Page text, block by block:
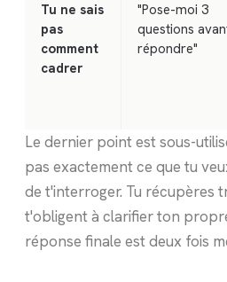
Tu ne sais
pas
comment
cadrer
"Pose-moi 3
questions
répondre"
Le dernier point est sous-
pas exactement ce que tu
de t'interroger. Tu récupères
t'obligent à clarifier ton
réponse finale est deux fois